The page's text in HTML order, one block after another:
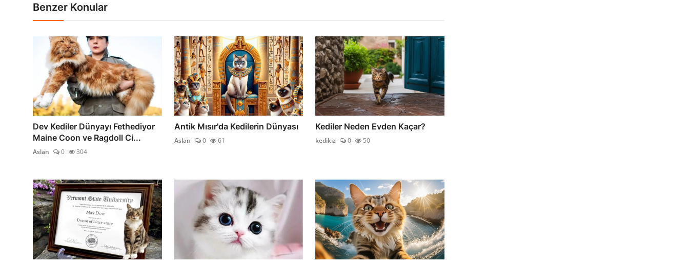
Benzer Konular
Dev Kediler Dünyayı Fethediyor
Maine Coon ve Ragdoll Ci...
Aslan 0 304
Antik Mısır'da Kedilerin Dünyası
Aslan 0 61
Kediler Neden Evden Kaçar?
kedikiz 0 50